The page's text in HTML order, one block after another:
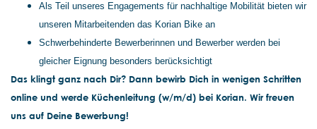
Als Teil unseres Engagements für nachhaltige Mobilität bieten wir
unseren Mitarbeitenden das Korian Bike an
Schwerbehinderte Bewerberinnen und Bewerber werden bei
gleicher Eignung besonders berücksichtigt
Das klingt ganz nach Dir? Dann bewirb Dich in wenigen Schritten
online und werde Küchenleitung (w/m/d) bei Korian. Wir freuen
uns auf Deine Bewerbung!